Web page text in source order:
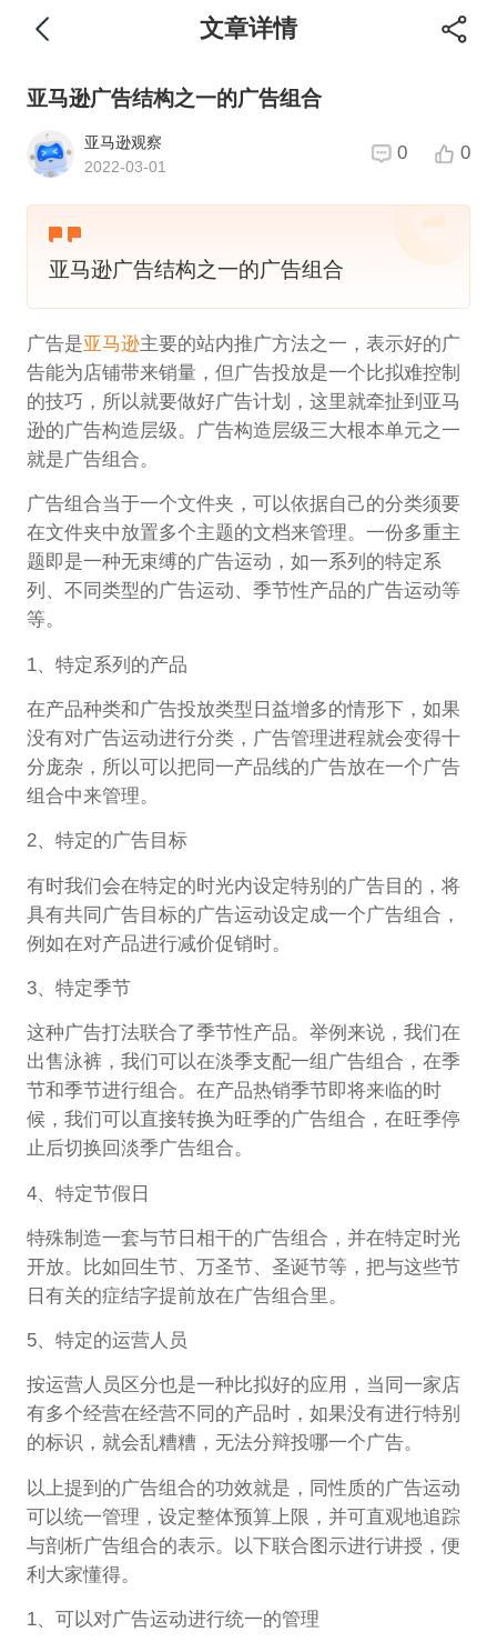
文章详情
亚马逊广告结构之一的广告组合
亚马逊观察
2022-03-01
0 0
亚马逊广告结构之一的广告组合
广告是亚马逊主要的站内推广方法之一，表示好的广
告能为店铺带来销量，但广告投放是一个比拟难控制
的技巧，所以就要做好广告计划，这里就牵扯到亚马
逊的广告构造层级。广告构造层级三大根本单元之一
就是广告组合。
广告组合当于一个文件夹，可以依据自己的分类须要
在文件夹中放置多个主题的文档来管理。一份多重主
题即是一种无束缚的广告运动，如一系列的特定系
列、不同类型的广告运动、季节性产品的广告运动等
等。
1、特定系列的产品
在产品种类和广告投放类型日益增多的情形下，如果
没有对广告运动进行分类，广告管理进程就会变得十
分庞杂，所以可以把同一产品线的广告放在一个广告
组合中来管理。
2、特定的广告目标
有时我们会在特定的时光内设定特别的广告目的，将
具有共同广告目标的广告运动设定成一个广告组合，
例如在对产品进行减价促销时。
3、特定季节
这种广告打法联合了季节性产品。举例来说，我们在
出售泳裤，我们可以在淡季支配一组广告组合，在季
节和季节进行组合。在产品热销季节即将来临的时
候，我们可以直接转换为旺季的广告组合，在旺季停
止后切换回淡季广告组合。
4、特定节假日
特殊制造一套与节日相干的广告组合，并在特定时光
开放。比如回生节、万圣节、圣诞节等，把与这些节
日有关的症结字提前放在广告组合里。
5、特定的运营人员
按运营人员区分也是一种比拟好的应用，当同一家店
有多个经营在经营不同的产品时，如果没有进行特别
的标识，就会乱糟糟，无法分辩投哪一个广告。
以上提到的广告组合的功效就是，同性质的广告运动
可以统一管理，设定整体预算上限，并可直观地追踪
与剖析广告组合的表示。以下联合图示进行讲授，便
利大家懂得。
1、可以对广告运动进行统一的管理